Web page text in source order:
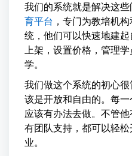
我们的系统就是解决这
育平台 ，专门为教培机
统，他们可以快速地建
上架，设置价格，管理
学。
我们做这个系统的初心
该是开放和自由的。每
应该有办法去做。不管
有团队支持，都可以轻
业。